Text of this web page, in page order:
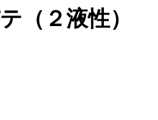
（２液性）